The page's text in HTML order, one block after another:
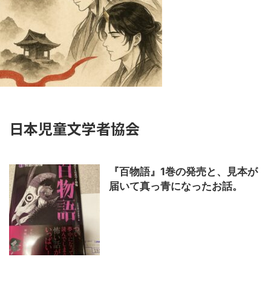
日本児童文学者協会
『百物語』1巻の発売と、見本が
届いて真っ青になったお話。